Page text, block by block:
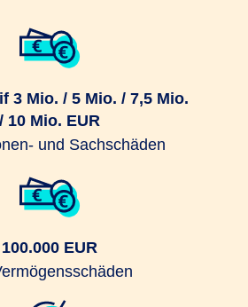
3 Mio. / 5 Mio. / 7,5 Mio.
/ 10 Mio. EUR
und Sachschäden
100.000 EUR